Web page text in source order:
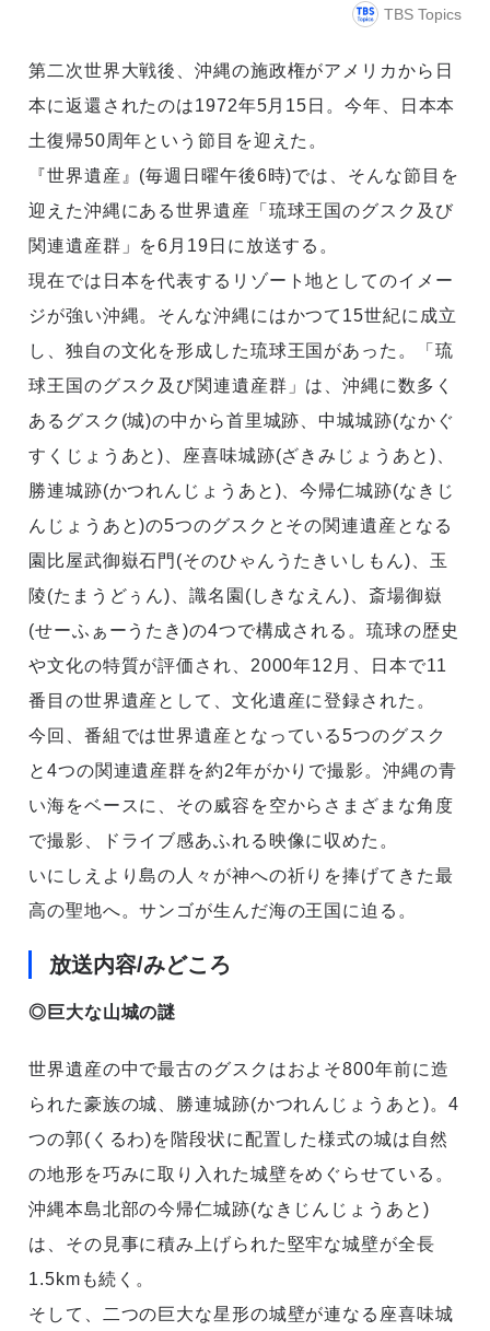
TBS Topics
第二次世界大戦後、沖縄の施政権がアメリカから日
本に返還されたのは1972年5月15日。今年、日本本
土復帰50周年という節目を迎えた。
『世界遺産』(毎週日曜午後6時)では、そんな節目を
迎えた沖縄にある世界遺産「琉球王国のグスク及び
関連遺産群」を6月19日に放送する。
現在では日本を代表するリゾート地としてのイメー
ジが強い沖縄。そんな沖縄にはかつて15世紀に成立
し、独自の文化を形成した琉球王国があった。「琉
球王国のグスク及び関連遺産群」は、沖縄に数多く
あるグスク(城)の中から首里城跡、中城城跡(なかぐ
すくじょうあと)、座喜味城跡(ざきみじょうあと)、
勝連城跡(かつれんじょうあと)、今帰仁城跡(なきじ
んじょうあと)の5つのグスクとその関連遺産となる
園比屋武御嶽石門(そのひゃんうたきいしもん)、玉
陵(たまうどぅん)、識名園(しきなえん)、斎場御嶽
(せーふぁーうたき)の4つで構成される。琉球の歴史
や文化の特質が評価され、2000年12月、日本で11
番目の世界遺産として、文化遺産に登録された。
今回、番組では世界遺産となっている5つのグスク
と4つの関連遺産群を約2年がかりで撮影。沖縄の青
い海をベースに、その威容を空からさまざまな角度
で撮影、ドライブ感あふれる映像に収めた。
いにしえより島の人々が神への祈りを捧げてきた最
高の聖地へ。サンゴが生んだ海の王国に迫る。
放送内容/みどころ
◎巨大な山城の謎
世界遺産の中で最古のグスクはおよそ800年前に造
られた豪族の城、勝連城跡(かつれんじょうあと)。4
つの郭(くるわ)を階段状に配置した様式の城は自然
の地形を巧みに取り入れた城壁をめぐらせている。
沖縄本島北部の今帰仁城跡(なきじんじょうあと)
は、その見事に積み上げられた堅牢な城壁が全長
1.5kmも続く。
そして、二つの巨大な星形の城壁が連なる座喜味城